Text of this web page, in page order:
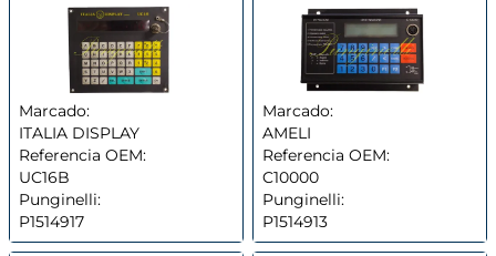
Marcado:
ITALIA DISPLAY
Referencia OEM:
UC16B
Punginelli:
P1514917
Marcado:
AMELI
Referencia OEM:
C10000
Punginelli:
P1514913